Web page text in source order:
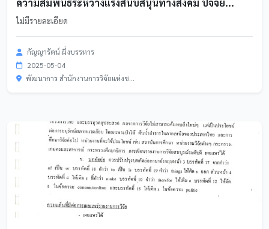
ความสัมพันธ์ระหว่างแรงสนับสนุนทางสังคม ปัจจัย...
ไม่มีรายละเอียด
กัญญารัตน์ ผึ่งบรรหาร
2025-05-04
พัฒนาการ สำนักงานการวิจัยแห่งช...